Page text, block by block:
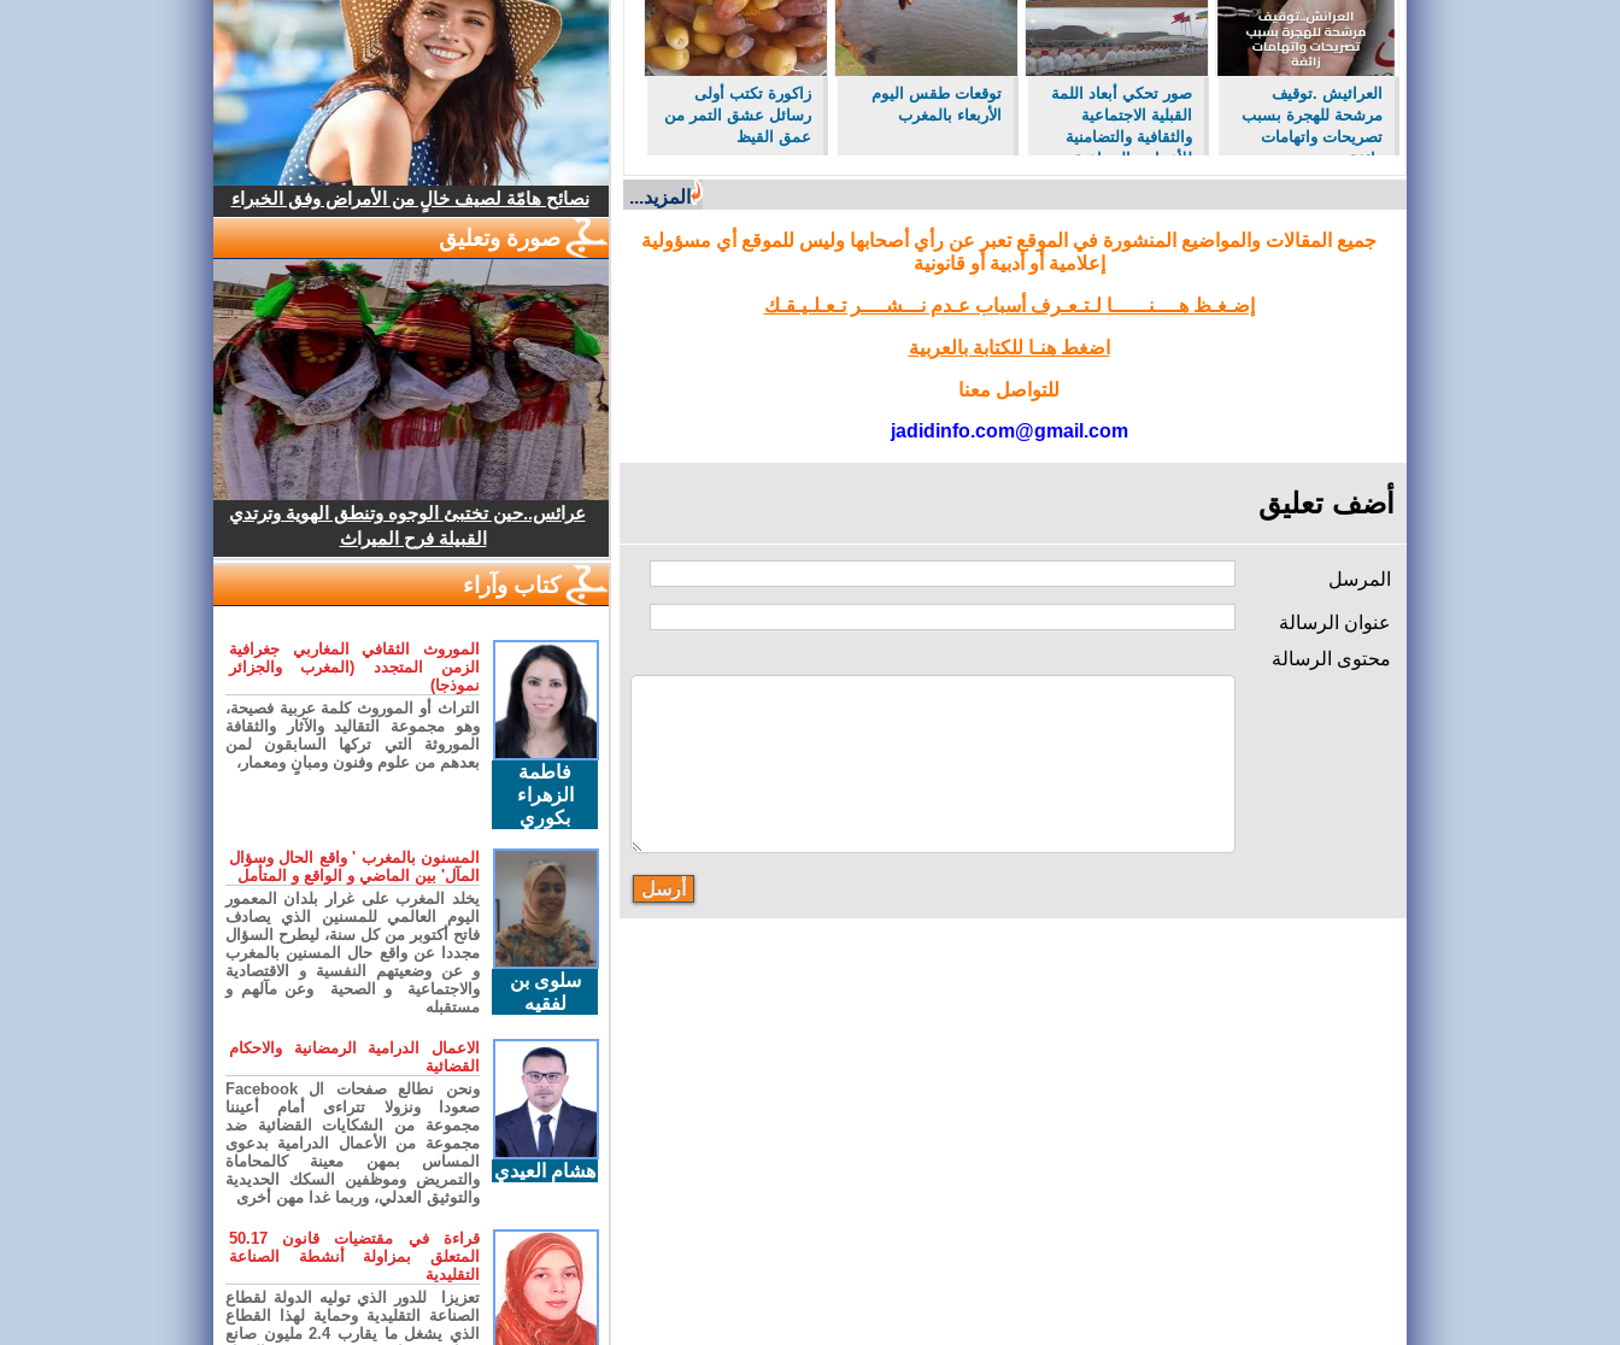
العرائيش .توقيف
مرشحة للهجرة بسبب
تصريحات واتهامات
زائفة
صور تحكي أبعاد اللمة
القبلية الاجتماعية
والثقافية والتضامنية
للأعراس الجماعية ب
ايت احيا جماعة حصيا
توقعات طقس اليوم
الأربعاء بالمغرب
زاكورة تكتب أولى
رسائل عشق التمر من
عمق القيظ
المزيد...
جميع المقالات والمواضيع المنشورة في الموقع تعبر عن رأي أصحابها وليس للموقع أي مسؤولية
إعلامية أو أدبية أو قانونية
إضـغـظ هــــنــــــا لـتـعـرف أسباب عـدم نـــشــــر تـعـلـيـقـك
اضغط هنـا للكتابة بالعربية
للتواصل معنا
jadidinfo.com@gmail.com
أضف تعليق
المرسل
عنوان الرسالة
محتوى الرسالة
نصائح هامّة لصيف خالٍ من الأمراض وفق الخبراء
صورة وتعليق
عرائس..حين تختبئ الوجوه وتنطق الهوية وترتدي
القبيلة فرح الميراث
كتاب وآراء
فاطمة
الزهراء
بكوري
الموروث الثقافي المغاربي جغرافية
الزمن المتجدد (المغرب والجزائر
نموذجا)
التراث أو الموروث كلمة عربية فصيحة،
وهو مجموعة التقاليد والآثار والثقافة
الموروثة التي تركها السابقون لمن
بعدهم من علوم وفنون ومبانٍ ومعمار،
سلوى بن
لفقيه
المسنون بالمغرب ' واقع الحال وسؤال
المآل' بين الماضي و الواقع و المتأمل
يخلد المغرب على غرار بلدان المعمور
اليوم العالمي للمسنين الذي يصادف
فاتح أكتوبر من كل سنة، ليطرح السؤال
مجددا عن واقع حال المسنين بالمغرب
و عن وضعيتهم النفسية و الاقتصادية
والاجتماعية و الصحية وعن مآلهم و
مستقبله
هشام العيدي
الاعمال الدرامية الرمضانية والاحكام
القضائية
ونحن نطالع صفحات ال Facebook
صعودا ونزولا تتراءى أمام أعيننا
مجموعة من الشكايات القضائية ضد
مجموعة من الأعمال الدرامية بدعوى
المساس بمهن معينة كالمحاماة
والتمريض وموظفين السكك الحديدية
والتوثيق العدلي، وربما غدا مهن أخرى
قراءة في مقتضيات قانون 50.17
المتعلق بمزاولة أنشطة الصناعة
التقليدية
تعزيزا للدور الذي توليه الدولة لقطاع
الصناعة التقليدية وحماية لهذا القطاع
الذي يشغل ما يقارب 2.4 مليون صانع